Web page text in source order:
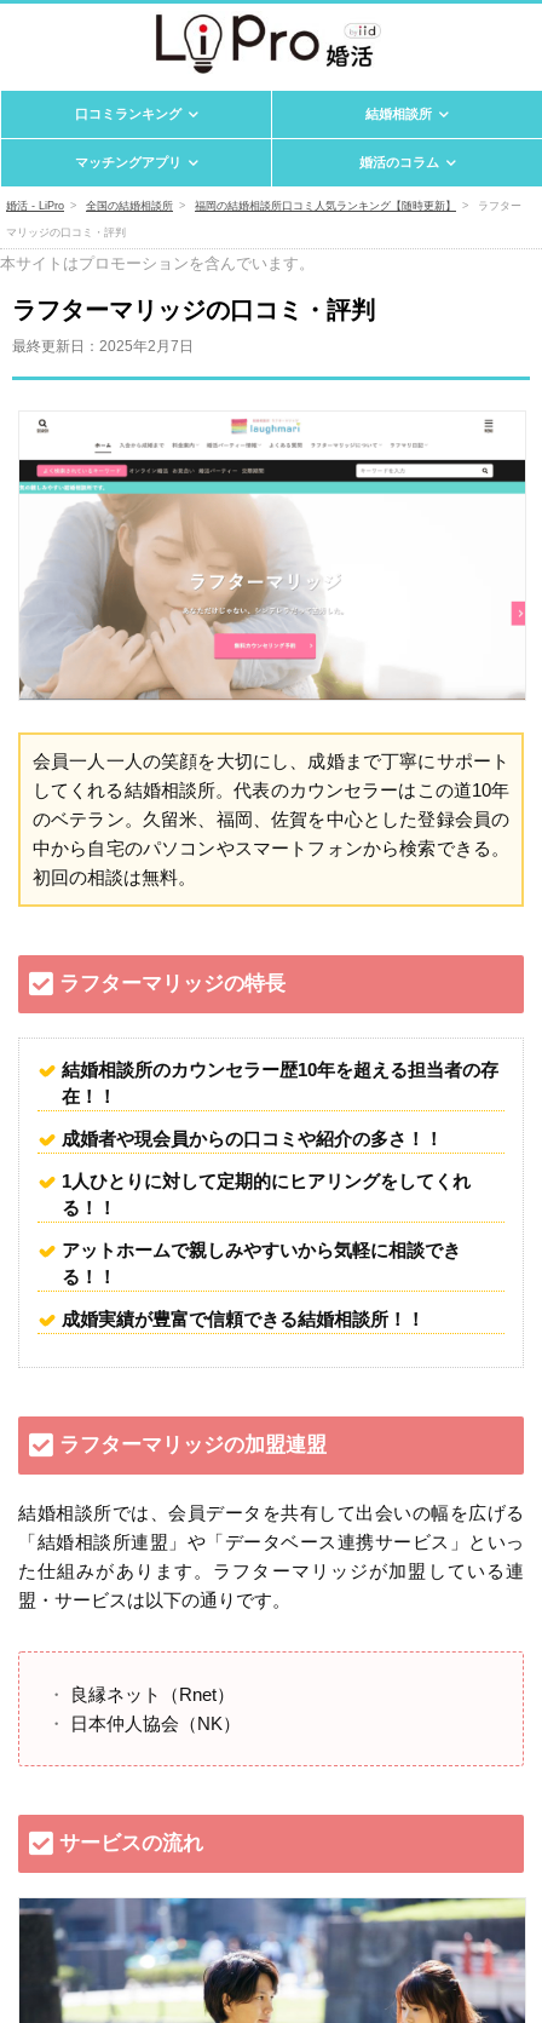
口コミランキング 結婚相談所
マッチングアプリ 婚活のコラム
婚活 - LiPro 全国の結婚相談所 福岡の結婚相談所口コミ人気ランキング【随時更新】 ラフター
マリッジの口コミ・評判
本サイトはプロモーションを含んでいます。
ラフターマリッジの口コミ・評判
最終更新日： 2025年2月7日
会員一人一人の笑顔を大切にし、成婚まで丁寧にサポート
してくれる結婚相談所。代表のカウンセラーはこの道10年
のベテラン。久留米、福岡、佐賀を中心とした登録会員の
中から自宅のパソコンやスマートフォンから検索できる。
初回の相談は無料。
ラフターマリッジの特長
結婚相談所のカウンセラー歴10年を超える担当者の存
在！！
成婚者や現会員からの口コミや紹介の多さ！！
1人ひとりに対して定期的にヒアリングをしてくれ
る！！
アットホームで親しみやすいから気軽に相談でき
る！！
成婚実績が豊富で信頼できる結婚相談所！！
ラフターマリッジの加盟連盟
結婚相談所では、会員データを共有して出会いの幅を広げる
「結婚相談所連盟」や「データベース連携サービス」といっ
た仕組みがあります。ラフターマリッジが加盟している連
盟・サービスは以下の通りです。
良縁ネット（Rnet）
日本仲人協会（NK）
サービスの流れ